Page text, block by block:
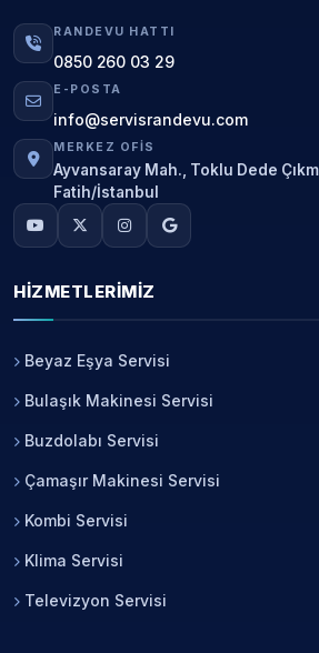
RANDEVU HATTI
0850 260 03 29
E-POSTA
info@servisrandevu.com
MERKEZ OFIS
Ayvansaray Mah., Toklu Dede
Fatih/İstanbul
HIZMETLERIMIZ
Beyaz Eşya Servisi
Bulaşık Makinesi Servisi
Buzdolabı Servisi
Çamaşır Makinesi Servisi
Kombi Servisi
Klima Servisi
Televizyon Servisi